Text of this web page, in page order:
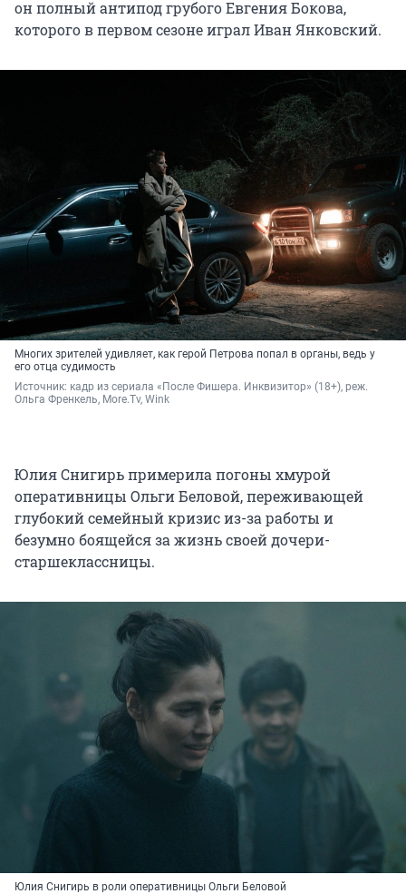
он полный антипод грубого Евгения Бокова,
которого в первом сезоне играл Иван Янковский.
Многих зрителей удивляет, как герой Петрова попал в органы, ведь у
его отца судимость
Источник: кадр из сериала «После Фишера. Инквизитор» (18+), реж.
Ольга Френкель, More.Tv, Wink
Юлия Снигирь примерила погоны хмурой
оперативницы Ольги Беловой, переживающей
глубокий семейный кризис из-за работы и
безумно боящейся за жизнь своей дочери-
старшеклассницы.
Юлия Снигирь в роли оперативницы Ольги Беловой